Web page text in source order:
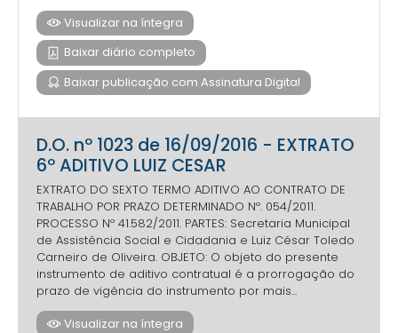
Visualizar na íntegra
Baixar diário completo
Baixar publicação com Assinatura Digital
D.O. nº 1023 de 16/09/2016 - EXTRATO
6º ADITIVO LUIZ CESAR
EXTRATO DO SEXTO TERMO ADITIVO AO CONTRATO DE
TRABALHO POR PRAZO DETERMINADO Nº. 054/2011.
PROCESSO Nº 41.582/2011. PARTES: Secretaria Municipal
de Assistência Social e Cidadania e Luiz César Toledo
Carneiro de Oliveira. OBJETO: O objeto do presente
instrumento de aditivo contratual é a prorrogação do
prazo de vigência do instrumento por mais...
Visualizar na íntegra